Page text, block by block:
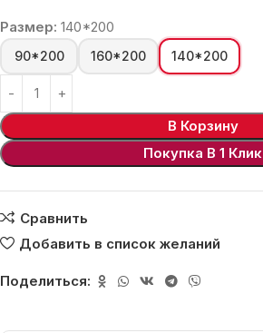
Размер: 140*200
90*200 160*200 140*200
В Корзину
Покупка В 1 Клик
Сравнить
Добавить в список желаний
Поделиться: